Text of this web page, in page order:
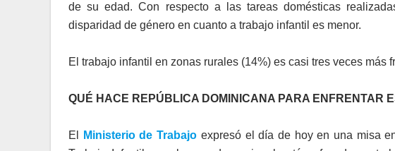
de su edad. Con respecto a las tareas domésticas
disparidad de género en cuanto a trabajo infantil es menor.
El trabajo infantil en zonas rurales (14%) es casi tres veces más
QUÉ HACE REPÚBLICA DOMINICANA PARA ENFRENTAR
El Ministerio de Trabajo expresó el día de hoy en una misa